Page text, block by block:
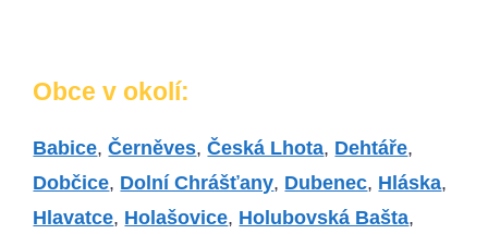
Obce v okolí:
Babice,Černěves,Česká Lhota, Dehtáře,
Dobčice, Dolní Chrášťany, Dubenec, Hláska,
Hlavatce, Holašovice, Holubovská Bašta,